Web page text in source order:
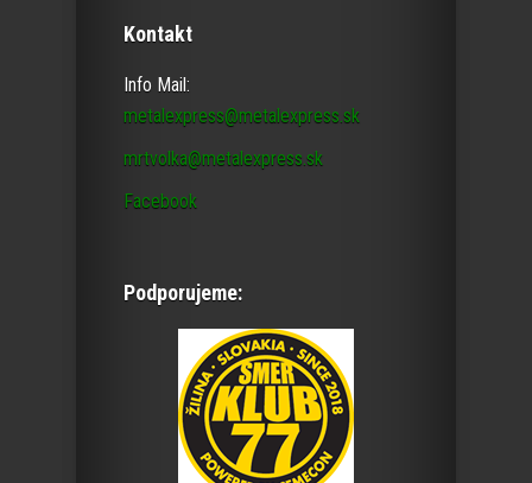
Kontakt
Info Mail:
metalexpress@metalexpress.sk
mrtvolka@metalexpress.sk
Facebook
Podporujeme: